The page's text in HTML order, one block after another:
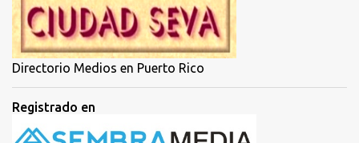
Directorio Medios en Puerto Rico
Registrado en